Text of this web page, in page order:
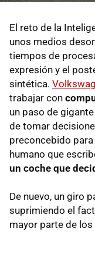
El reto de la
unos medios
tiempos de
expresión y el
sintética.
trabajar con
un paso de
de tomar
preconcebido
humano que
un coche que
De nuevo, un giro
suprimiendo el
mayor parte de